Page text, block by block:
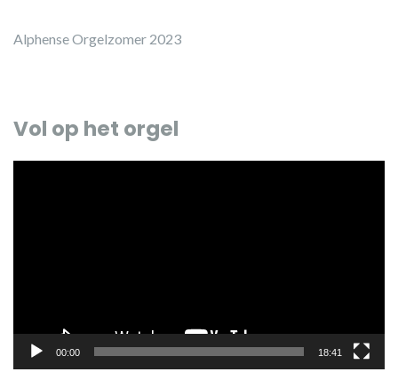
Alphense Orgelzomer 2023
Vol op het orgel
00:00 18:41